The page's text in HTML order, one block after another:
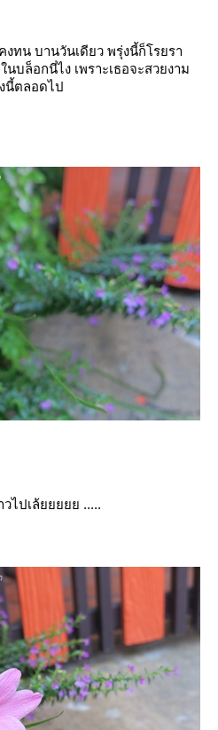
ทน บานวันเดียว พรุ่งนี้ก็โรยรา
บล็อกนี่ไง เพราะเธอจะสวยงาม
นี้ตลอดไป
วไปเล้ยยยยย .....